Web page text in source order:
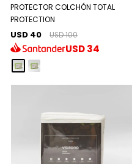
PROTECTOR COLCHÓN TOTAL
PROTECTION
USD 40 USD 100
USD34